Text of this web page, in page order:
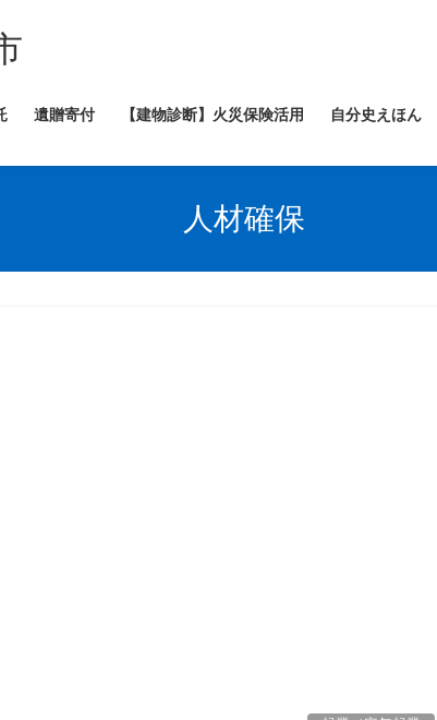
遺贈寄付 【建物診断】火災保険活用 自分史えほん
人材確保